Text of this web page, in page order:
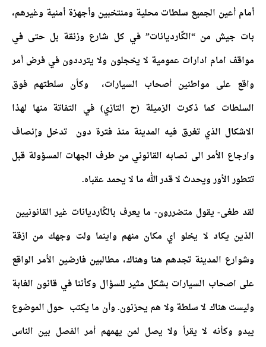
أمام أعين الجميع سلطات محلية ومنتخبين وأجهزة أمنية وغيرهم،
بات جيش من “الكًارديانات” في كل شارع وزنقة بل حتى في
مواقف امام ادارات عمومية لا يخجلون ولا يترددون في فرض أمر
واقع على مواطنين أصحاب السيارات، وكأن سلطتهم فوق
السلطات كما ذكرت الزميلة (ح التازي) في التفاتة منها لهذا
الاشكال الذي تغرق فيه المدينة منذ فترة دون تدخل وإنصاف
وارجاع الأمر الى نصابه القانوني من طرف الجهات المسؤولة قبل
تتطور الأور ويحدث لا قدر الله ما لا يحمد عقباه.
لقد طغى- يقول متضررون- ما يعرف بالكًارديانات غير القانونيين
الذين يكاد لا يخلو اي مكان منهم واينما ولت وجهك من ازقة
وشوارع المدينة تجدهم هنا وهناك، مطالبين فارضين الأمر الواقع
على اصحاب السيارات بشكل مثير للسؤال وكأننا في قانون الغابة
وليست هناك لا سلطة ولا هم يحزنون.وأن ما يكتب حول الموضوع
يبدو وكأنه لا يقرأ ولا يصل لمن يهمهم أمر الفصل بين الناس